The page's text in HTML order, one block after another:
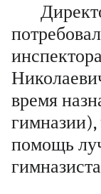
время
гимназии),
помощь